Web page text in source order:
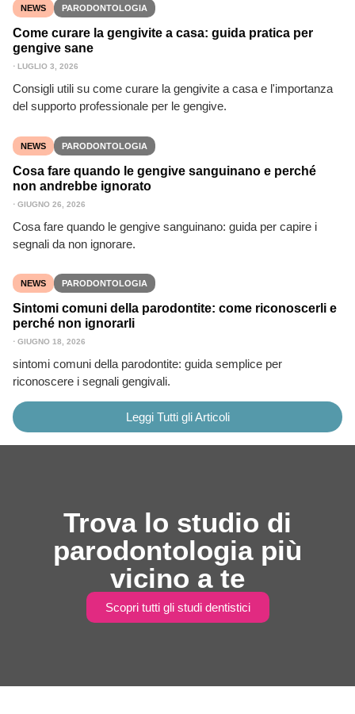
NEWS PARODONTOLOGIA
Come curare la gengivite a casa: guida pratica per
gengive sane
⋅ LUGLIO 3, 2026
Consigli utili su come curare la gengivite a casa e l'importanza
del supporto professionale per le gengive.
NEWS PARODONTOLOGIA
Cosa fare quando le gengive sanguinano e perché
non andrebbe ignorato
⋅ GIUGNO 26, 2026
Cosa fare quando le gengive sanguinano: guida per capire i
segnali da non ignorare.
NEWS PARODONTOLOGIA
Sintomi comuni della parodontite: come riconoscerli e
perché non ignorarli
⋅ GIUGNO 18, 2026
sintomi comuni della parodontite: guida semplice per
riconoscere i segnali gengivali.
Leggi Tutti gli Articoli
Trova lo studio di
parodontologia più
vicino a te
Scopri tutti gli studi dentistici